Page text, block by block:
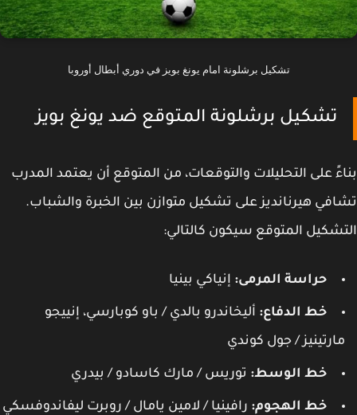
تشكيل برشلونة امام يونغ بويز في دوري أبطال أوروبا
تشكيل برشلونة المتوقع ضد يونغ بويز
على التحليلات والتوقعات، من المتوقع أن يعتمد المدرب
هيرنانديز على تشكيل متوازن بين الخبرة والشباب.
المتوقع سيكون كالتالي:
حراسة المرمى:إنياكي بينيا
خط الدفاع:أليخاندرو بالدي / باو كوبارسي، إنييجو
/ جول كوندي
خط الوسط:توريس / مارك كاسادو / بيدري
خط الهجوم:رافينيا / لامين يامال / روبرت ليفاندوفسكي